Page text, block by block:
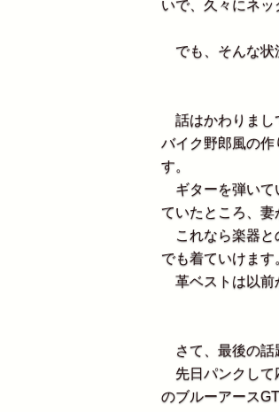
いで、久々にネッ
でも、そんな状
話はかわりまし
バイク野郎風の作
す。
ギターを弾いて
ていたところ、妻
これなら楽器と
でも着ていけます
革ベストは以前
さて、最後の話
先日パンクして
のブルーアース